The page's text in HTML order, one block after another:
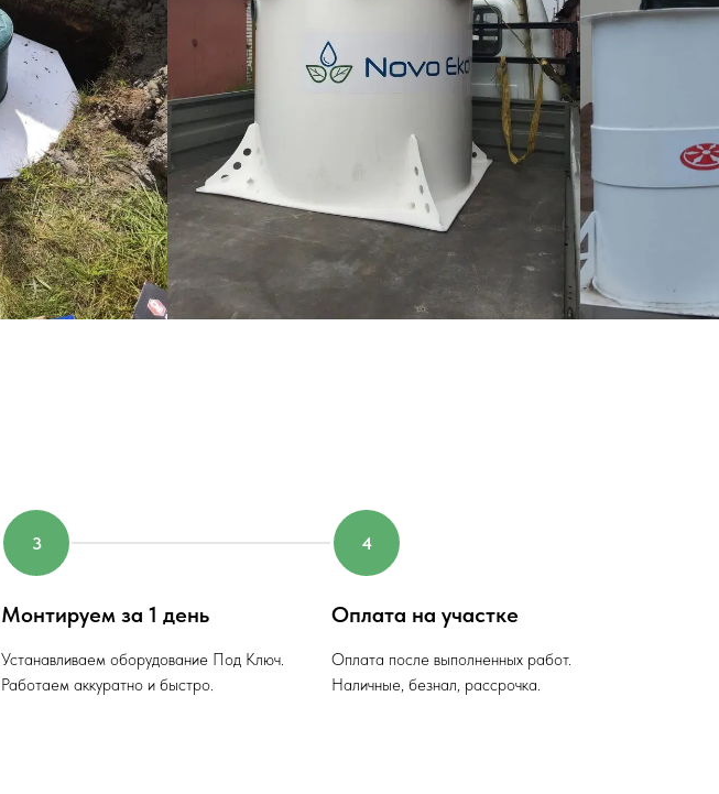
Монтируем за 1 день
Устанавливаем оборудование Под Ключ.
Работаем аккуратно и быстро.
Оплата на участке
Оплата после выполненных работ.
Наличные, безнал, рассрочка.